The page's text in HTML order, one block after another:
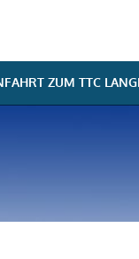
ZUM TTC